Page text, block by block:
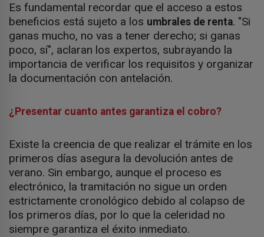
Es fundamental recordar que el acceso a estos
beneficios está sujeto a los umbrales de renta. "Si
ganas mucho, no vas a tener derecho; si ganas
poco, sí", aclaran los expertos, subrayando la
importancia de verificar los requisitos y organizar
la documentación con antelación.
¿Presentar cuanto antes garantiza el cobro?
Existe la creencia de que realizar el trámite en los
primeros días asegura la devolución antes de
verano. Sin embargo, aunque el proceso es
electrónico, la tramitación no sigue un orden
estrictamente cronológico debido al colapso de
los primeros días, por lo que la celeridad no
siempre garantiza el éxito inmediato.